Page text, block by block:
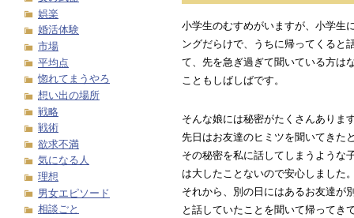
小学生のむすめがいますが、小学生
ングだらけで、うちに帰ってくると
て、先を急ぎ過ぎて聞いている方は
こともしばしばです。
そんな娘には秘密がたくさんありま
先日はお友達のヒミツを聞いてきた
その秘密を私に話してしまうような
は大したことないので安心しました
それから、別の日にはあるお友達が
と話していたことを聞いて帰ってき
娯楽
婚活体験
市場
平均点
惚れてまうやろ
想い出の場所
戦略
戦術
欲求不満
気になる人
理想
男女エピソード
相談ごと